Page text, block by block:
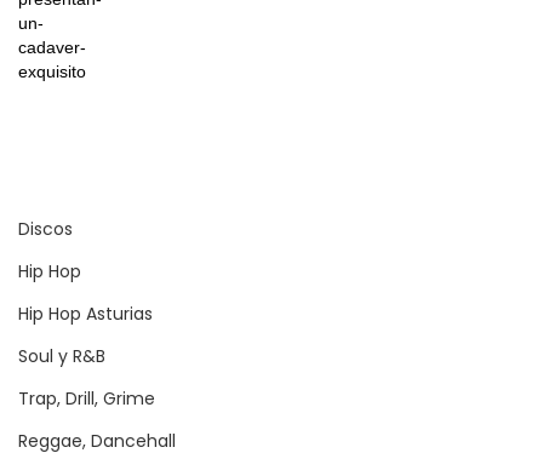
Discos
Hip Hop
Hip Hop Asturias
Soul y R&B
Trap, Drill, Grime
Reggae, Dancehall